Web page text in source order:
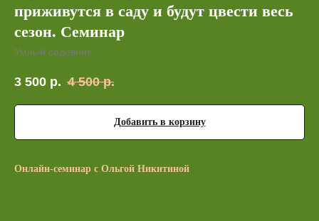
приживутся в саду и будут цвести весь
сезон. Семинар
Умный садовник
3 500 р. 4 500 р.
Добавить в корзину
Онлайн-семинар с Ольгой Никитиной